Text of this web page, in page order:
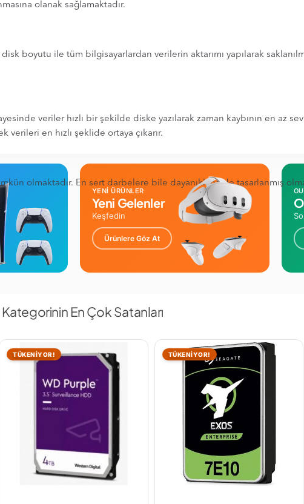
olanak sağlamaktadır.
boyutu ile tüm bilgisayarlardan verilerin aktarımı yapılarak
veriler hızlı bir şekilde diske yazılarak zaman kaybının en az
en hızlı şeklide ortaya çıkarır.
olmaktadır. En sert darbelere bile dayanıklı halde tasarlanmış
YENİ ÜRÜNLER
Yeni Gelenler
Keşfedin
Ürünlere Göz At
En Çok Satanları
TÜKENİYOR! TÜKENİYOR!